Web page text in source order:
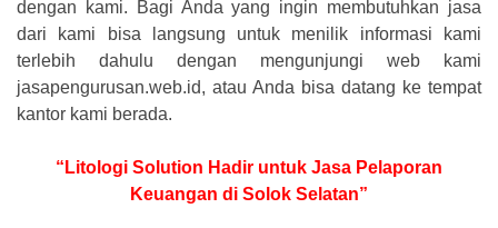
dengan kami. Bagi Anda yang ingin membutuhkan jasa
dari kami bisa langsung untuk menilik informasi kami
terlebih dahulu dengan mengunjungi web kami
jasapengurusan.web.id, atau Anda bisa datang ke tempat
kantor kami berada.
“Litologi Solution Hadir untuk Jasa Pelaporan
Keuangan di Solok Selatan”